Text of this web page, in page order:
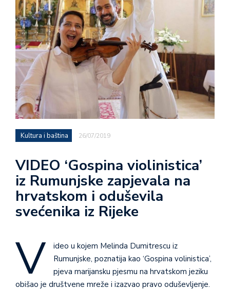
Kultura i baština 26/07/2019
VIDEO ‘Gospina violinistica’
iz Rumunjske zapjevala na
hrvatskom i oduševila
svećenika iz Rijeke
V
ideo u kojem Melinda Dumitrescu iz
Rumunjske, poznatija kao ‘Gospina volinistica’,
pjeva marijansku pjesmu na hrvatskom jeziku
obišao je društvene mreže i izazvao pravo oduševljenje.